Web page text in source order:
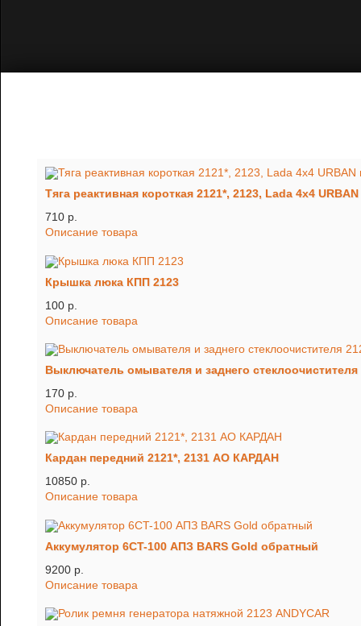
Тяга реактивная короткая 2121*, 2123, Lada 4x4
710 p.
Описание товара
Крышка люка КПП 2123
100 p.
Описание товара
Выключатель омывателя и заднего стеклоочистителя
170 p.
Описание товара
Кардан передний 2121*, 2131 АО КАРДАН
10850 p.
Описание товара
Аккумулятор 6CT-100 АПЗ BARS Gold обратный
9200 p.
Описание товара